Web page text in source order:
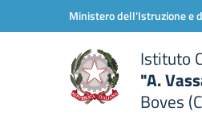
Vai ai contenuti
Vai al menu di navigazione
Ministero dell'Istruzione e
Istituto
"A.
Boves